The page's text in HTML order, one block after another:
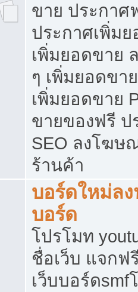
ขาย ประกาศ
ประกาศเพิ่ม
เพิ่มยอดขาย
ๆ เพิ่มยอดขา
เพิ่มยอดขาย
ขายของฟรี ป
SEO ลงโฆษ
ร้านค้า
บอร์ดใหม่ลง
บอร์ด
โปรโมท
ชื่อเว็บ แจกฟ
เว็บบอร์ดsmf